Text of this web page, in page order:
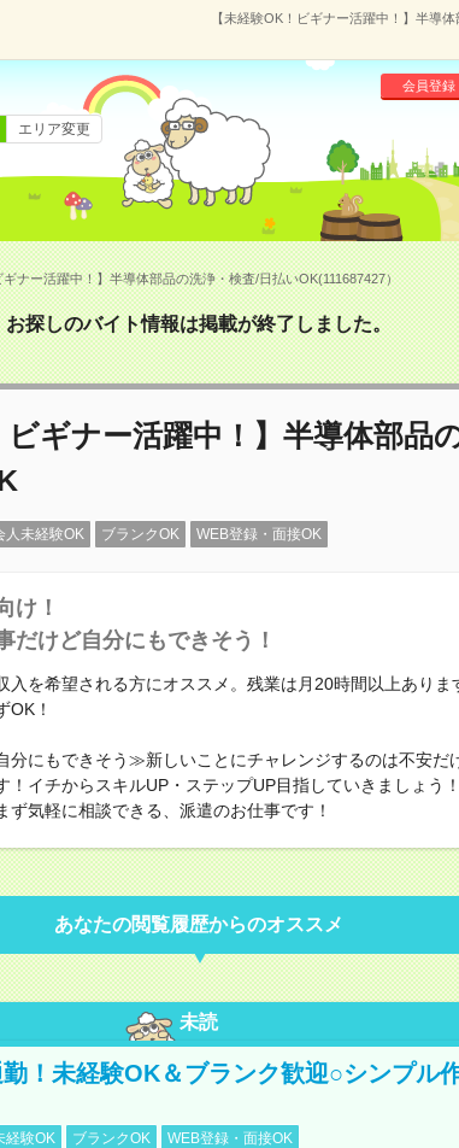
【未経験OK！ビギナー活躍中！】半導
会員登録
エリア変更
ナー活躍中！】半導体部品の洗浄・検査/日払いOK(111687427）
お探しのバイト情報は掲載が終了しました。
ビギナー活躍中！】半導体部品
人未経験OK ブランクOK WEB登録・面接OK
け！
だけど自分にもできそう！
を希望される方にオススメ。残業は月20時間以上ありま
OK！
にもできそう≫新しいことにチャレンジするのは不安だ
！イチからスキルUP・ステップUP目指していきましょう
気軽に相談できる、派遣のお仕事です！
あなたの閲覧履歴からのオススメ
未読
！未経験OK＆ブランク歓迎○シンプル
経験OK ブランクOK WEB登録・面接OK